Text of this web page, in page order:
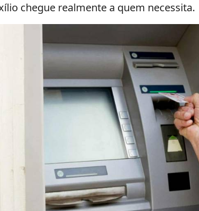
chegue realmente a quem necessita.